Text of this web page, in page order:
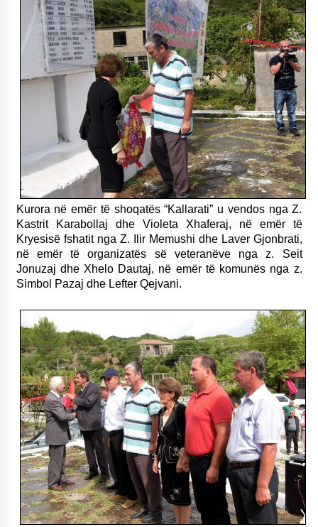
Kurora në emër të shoqatës “Kallarati” u vendos nga Z.
Kastrit Karabollaj dhe Violeta Xhaferaj, në emër të
Kryesisë fshatit nga Z. Ilir Memushi dhe Laver Gjonbrati,
në emër të organizatës së veteranëve nga z. Seit
Jonuzaj dhe Xhelo Dautaj, në emër të komunës nga z.
Simbol Pazaj dhe Lefter Qejvani.